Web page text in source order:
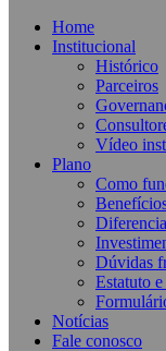
Home
Institucional
Histórico
Parceiros
Vídeo
Plano
Como
Dúvidas
Estatuto
Notícias
Fale conosco